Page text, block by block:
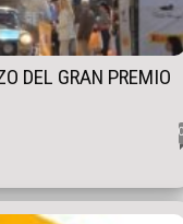
DEL GRAN PREMIO